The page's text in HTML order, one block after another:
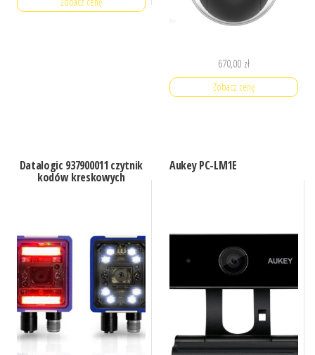
670,00 zł
Zobacz cenę
Datalogic 937900011 czytnik
kodów kreskowych
Aukey PC-LM1E